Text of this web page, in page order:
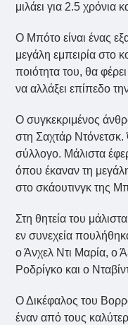
μιλάει για 2.5 χρόνια
Ο Μπότο είναι ένας
μεγάλη εμπειρία στο
ποιότητα του, θα
να αλλάξει επίπεδο
Ο συγκεκριμένος
στη Σαχτάρ
σύλλογο. Μάλιστα
όπου έκαναν τη
στο σκάουτινγκ της
Στη θητεία του
εν συνεχεία
ο Άνχελ Ντι Μαρία, ο
Ροδρίγκο και ο
Ο Δικέφαλος του
έναν από τους